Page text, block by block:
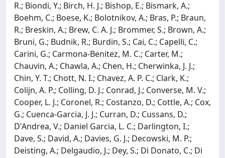
R.; Biondi, Y.; Birch, H. J.; Bishop, E.; Bismark, A.;
Boehm, C.; Boese, K.; Bolotnikov, A.; Bras, P.; Braun,
R.; Breskin, A.; Brew, C. A. J.; Brommer, S.; Brown, A.;
Bruni, G.; Budnik, R.; Burdin, S.; Cai, C.; Capelli, C.;
Carini, G.; Carmona-Benitez, M. C.; Carter, M.;
Chauvin, A.; Chawla, A.; Chen, H.; Cherwinka, J. J.;
Chin, Y. T.; Chott, N. I.; Chavez, A. P. C.; Clark, K.;
Colijn, A. P.; Colling, D. J.; Conrad, J.; Converse, M. V.;
Cooper, L. J.; Coronel, R.; Costanzo, D.; Cottle, A.; Cox,
G.; Cuenca-Garcia, J. J.; Curran, D.; Cussans, D.;
D'Andrea, V.; Daniel Garcia, L. C.; Darlington, I.;
Dave, S.; David, A.; Davies, G. J.; Decowski, M. P.;
Deisting, A.; Delgaudio, J.; Dey, S.; Di Donato, C.; Di